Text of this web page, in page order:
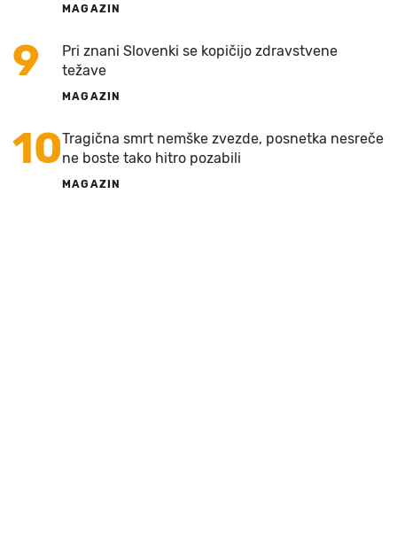
MAGAZIN
9
Pri znani Slovenki se kopičijo zdravstvene
težave
MAGAZIN
10Tragična smrt nemške zvezde, posnetka nesreče
ne boste tako hitro pozabili
MAGAZIN